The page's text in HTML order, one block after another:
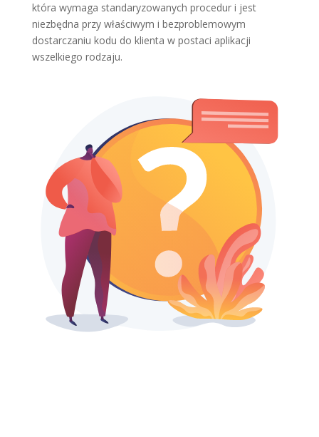
która wymaga standaryzowanych procedur i jest
niezbędna przy właściwym i bezproblemowym
dostarczaniu kodu do klienta w postaci aplikacji
wszelkiego rodzaju.